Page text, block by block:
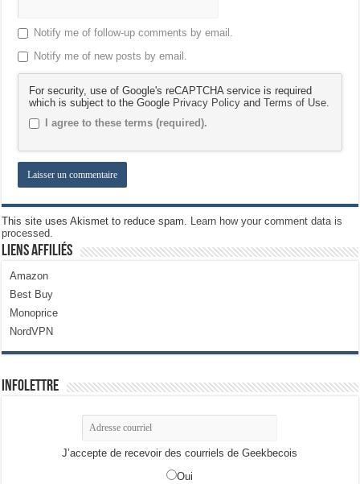
Notify me of follow-up comments by email.
Notify me of new posts by email.
For security, use of Google's reCAPTCHA service is required
which is subject to the Google Privacy Policy andTerms of Use.
I agree to these terms (required).
This site uses Akismet to reduce spam. Learn how your comment data is
processed.
Liens Affiliés
Amazon
Best Buy
Monoprice
NordVPN
Infolettre
J’accepte de recevoir des courriels de Geekbecois
Oui